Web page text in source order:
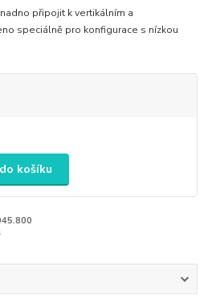
připojit k vertikálním a
speciálně pro konfigurace s nízkou
košíku